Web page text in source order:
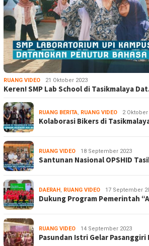
RUANG VIDEO 21 Oktober 2023
Keren! SMP Lab School di Tasikmalaya
RUANG BERITA, RUANG VIDEO 2 Oktober
Kolaborasi Bikers di
RUANG VIDEO 18 September 2023
Santunan Nasional OPSHID
DAERAH, RUANG VIDEO 17 September
Dukung Program Pemerintah
RUANG VIDEO 14 September 2023
Pasundan Istri Gelar